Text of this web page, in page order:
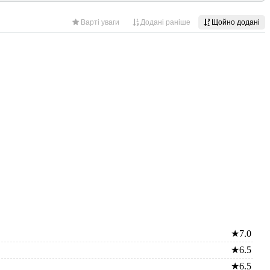
★7.0
★6.5
★6.5